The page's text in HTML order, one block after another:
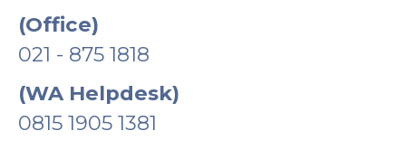
(Office)
021 - 875 1818
(WA Helpdesk)
0815 1905 1381